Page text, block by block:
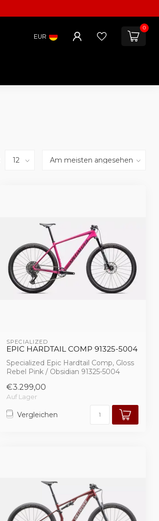
EUR
0
SPECIALIZED
EPIC HARDTAIL COMP 91325-5004
Specialized Epic Hardtail Comp, Gloss
Rebel Pink / Obsidian 91325-5004
€3.299,00
Auf Lager
Vergleichen